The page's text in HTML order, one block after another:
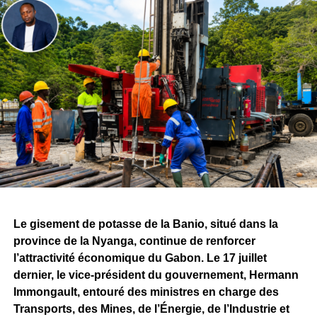
Le volet humain figure également parmi les éléments mis
en avant par l’entreprise. Plus de700 Gabonaises et
Gabonais sont aujourd’hui directement impliqués
dans le projet, témoignant de la volonté affichée
d’associer les compétences nationales au
développement de Belinga.
Ces réalisations s’inscrivent dans la continuité de la
convention minière signée entre l’État gabonais et
Fortescue, qui prévoit, à terme, des investissements de
milliers d’emplois directs et indirects.
Si les attentes demeurent importantes autour du
lancement effectif de l’exploitation minière, le bilan
présenté par Fortescue rappelle qu’avant de devenir une
mine, Belinga se construit progressivement. Les
Le gisement de potasse de la Banio, situé dans la
province de la Nyanga, continue de renforcer
l’attractivité économique du Gabon. Le 17 juillet
dernier, le vice-président du gouvernement, Hermann
Immongault, entouré des ministres en charge des
Transports, des Mines, de l’Énergie, de l’Industrie et